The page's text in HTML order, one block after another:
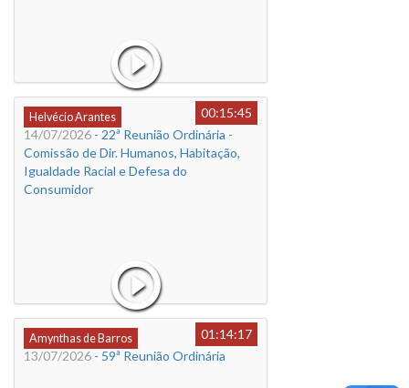
Helvécio Arantes
00:15:45
14/07/2026 - 22ª Reunião Ordinária -
Comissão de Dir. Humanos, Habitação,
Igualdade Racial e Defesa do
Consumidor
Amynthas de Barros
01:14:17
13/07/2026 - 59ª Reunião Ordinária